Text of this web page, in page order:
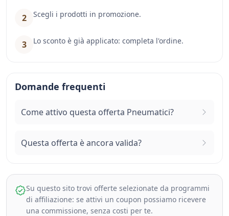
2 Scegli i prodotti in promozione.
3 Lo sconto è già applicato: completa l'ordine.
Domande frequenti
Come attivo questa offerta Pneumatici?
Questa offerta è ancora valida?
Su questo sito trovi offerte selezionate da programmi
di affiliazione: se attivi un coupon possiamo ricevere
una commissione, senza costi per te.